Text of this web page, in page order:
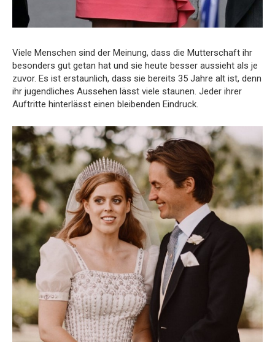
Viele Menschen sind der Meinung, dass die Mutterschaft ihr
besonders gut getan hat und sie heute besser aussieht als je
zuvor. Es ist erstaunlich, dass sie bereits 35 Jahre alt ist, denn
ihr jugendliches Aussehen lässt viele staunen. Jeder ihrer
Auftritte hinterlässt einen bleibenden Eindruck.